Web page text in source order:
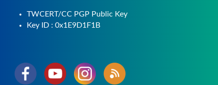
TWCERT/CC PGP Public Key
Key ID : 0x1E9D1F1B